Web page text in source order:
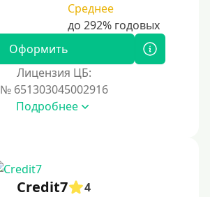
Среднее
Оформить
Лицензия ЦБ:
№ 651303045002916
Подробнее
Credit7
4